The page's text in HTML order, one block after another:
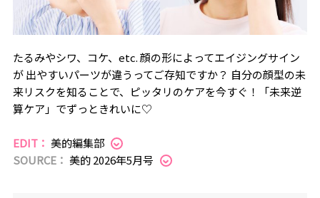
たるみやシワ、コケ、etc. 顔の形によってエイジングサイン
が 出やすいパーツが違うってご存知ですか？ 自分の顔型の未
来リスクを知ることで、ピッタリのケアを今すぐ！「未来逆
算ケア」でずっときれいに♡
EDIT： 美的編集部
SOURCE： 美的 2026年5月号